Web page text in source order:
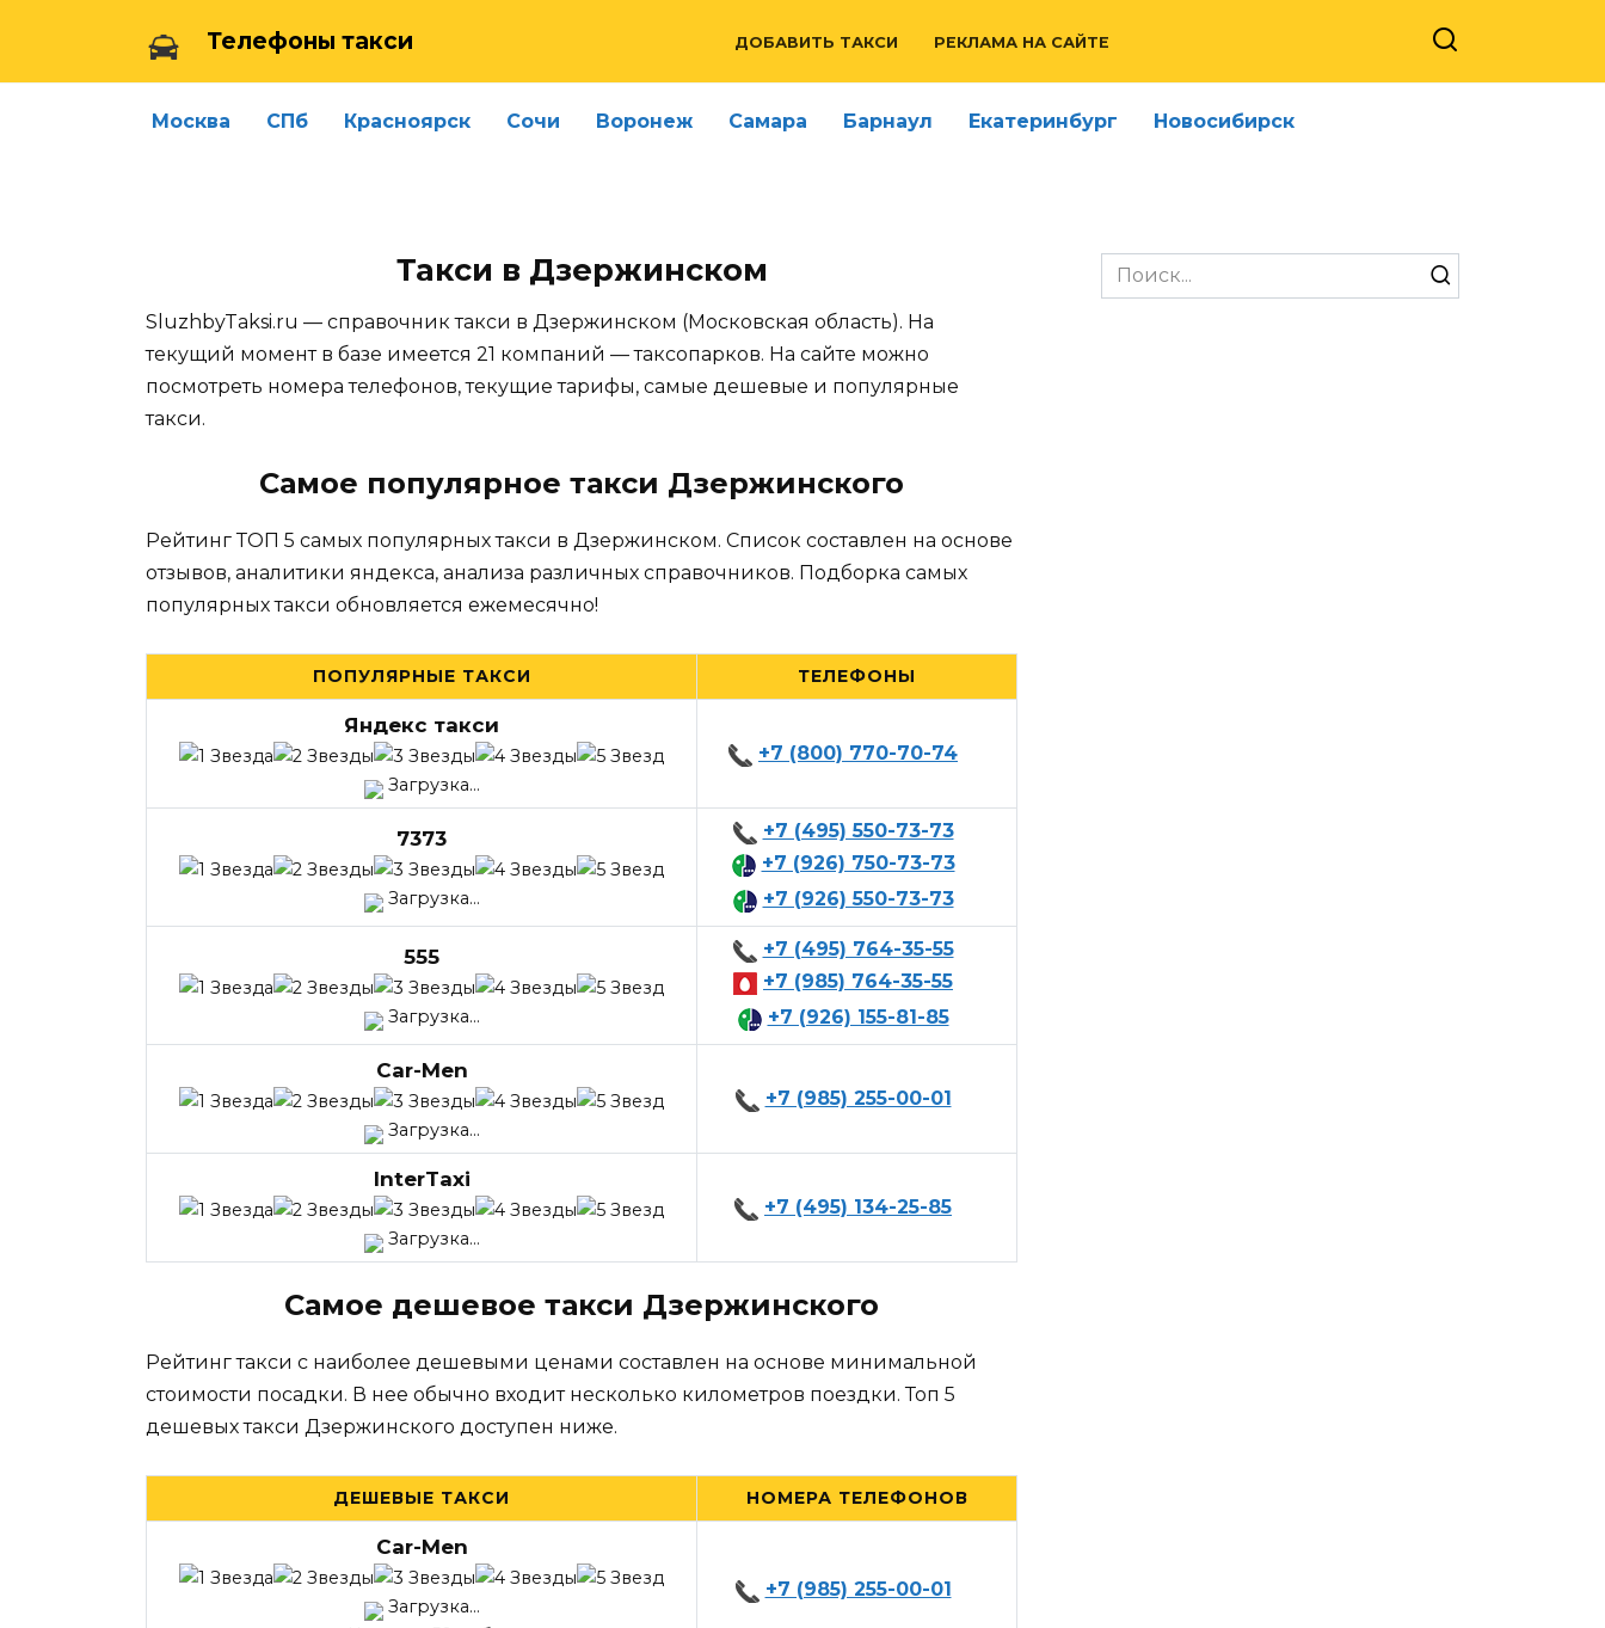
Телефоны такси ДОБАВИТЬ ТАКСИ РЕКЛАМА НА САЙТЕ
Москва СПб Красноярск Сочи Воронеж Самара Барнаул Екатеринбург Новосибирск
Такси в Дзержинском
SluzhbyTaksi.ru — справочник такси в Дзержинском (Московская область). На
текущий момент в базе имеется 21 компаний — таксопарков. На сайте можно
посмотреть номера телефонов, текущие тарифы, самые дешевые и популярные
такси.
Самое популярное такси Дзержинского
Рейтинг ТОП 5 самых популярных такси в Дзержинском. Список составлен на основе
отзывов, аналитики яндекса, анализа различных справочников. Подборка самых
популярных такси обновляется ежемесячно!
ПОПУЛЯРНЫЕ ТАКСИ ТЕЛЕФОНЫ
Яндекс такси
Загрузка...
+7 (800) 770-70-74
7373
Загрузка...
+7 (495) 550-73-73
+7 (926) 750-73-73
+7 (926) 550-73-73
555
Загрузка...
+7 (495) 764-35-55
+7 (985) 764-35-55
+7 (926) 155-81-85
Car-Men
Загрузка...
+7 (985) 255-00-01
InterTaxi
Загрузка...
+7 (495) 134-25-85
Самое дешевое такси Дзержинского
Рейтинг такси с наиболее дешевыми ценами составлен на основе минимальной
стоимости посадки. В нее обычно входит несколько километров поездки. Топ 5
дешевых такси Дзержинского доступен ниже.
ДЕШЕВЫЕ ТАКСИ НОМЕРА ТЕЛЕФОНОВ
Car-Men
Загрузка...
+7 (985) 255-00-01
Search
for: